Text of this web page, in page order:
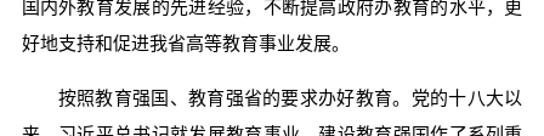
国内外教育发展的先进经验，不断提高政府办教育的水平，更
好地支持和促进我省高等教育事业发展。
按照教育强国、教育强省的要求办好教育。党的十八大以